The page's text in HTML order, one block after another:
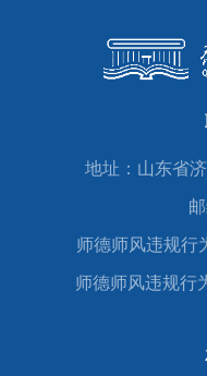
地址：山东省
师德师风违规行
师德师风违规行